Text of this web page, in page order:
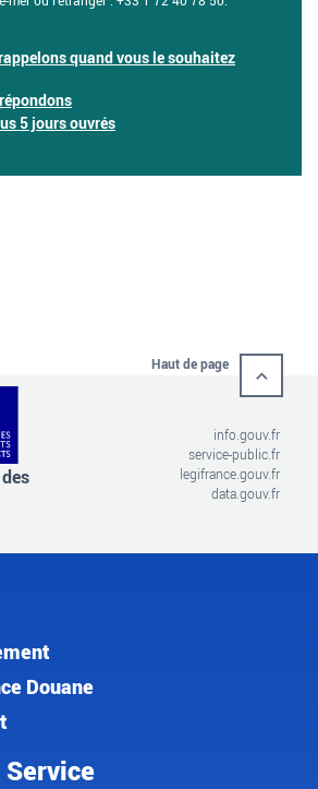
quand vous le souhaitez
5 jours ouvrés
Haut de page
info.gouv.fr
service-public.fr
legifrance.gouv.fr
data.gouv.fr
Douane
Service